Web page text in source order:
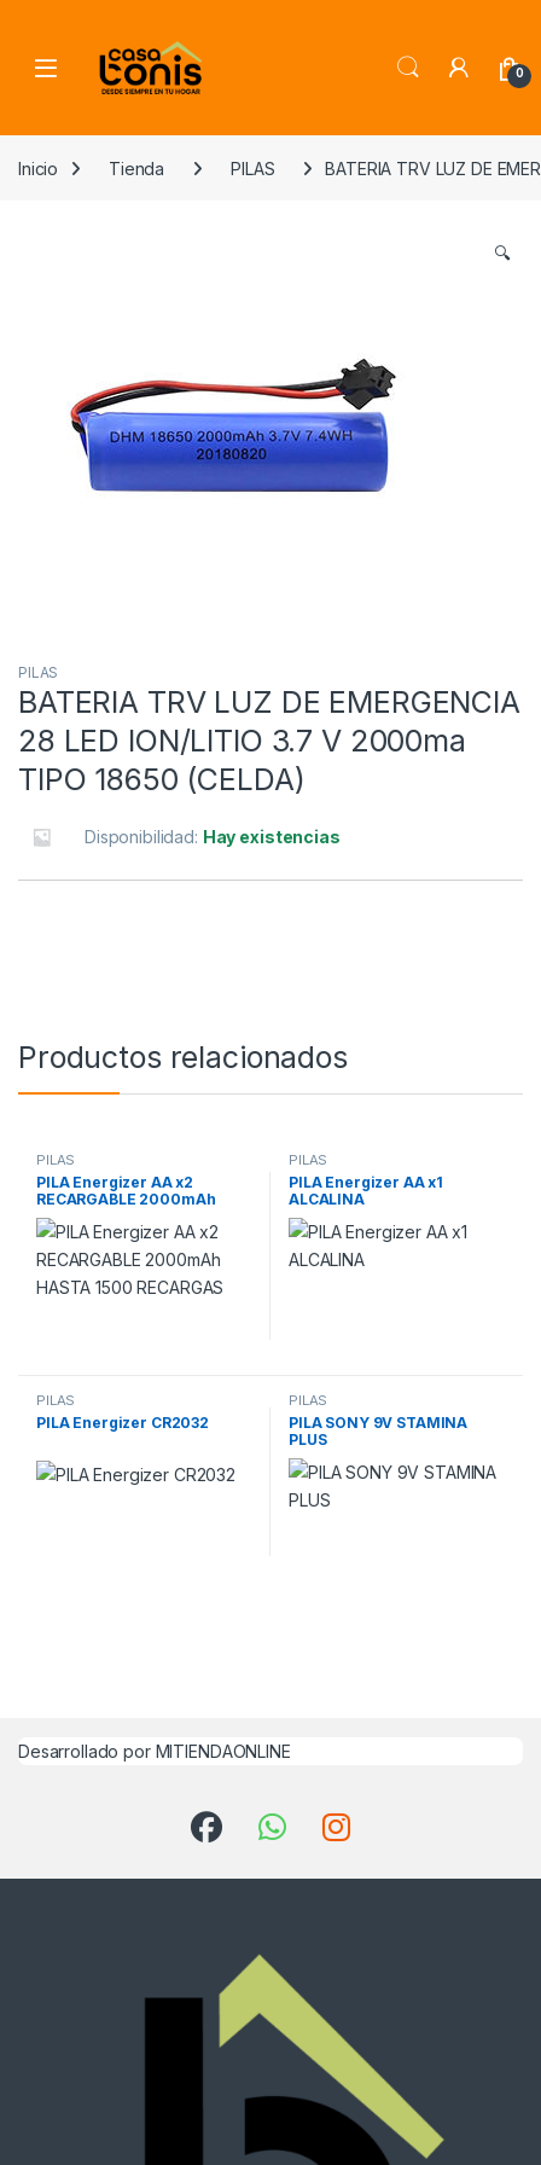
0
Inicio Tienda PILAS BATERIA TRV LUZ DE
🔍
PILAS
BATERIA TRV LUZ DE EMERGENCIA
28 LED ION/LITIO 3.7 V 2000ma
TIPO 18650 (CELDA)
Disponibilidad: Hay existencias
Productos relacionados
PILAS
PILA Energizer AA x2
RECARGABLE 2000mAh
HASTA 1500 RECARGAS
PILAS
PILA Energizer AA x1
ALCALINA
PILAS
PILA Energizer CR2032
PILAS
PILA SONY 9V STAMINA
PLUS
Desarrollado por MITIENDAONLINE